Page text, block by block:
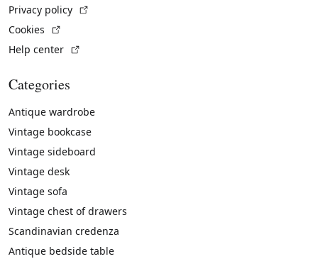
Privacy policy
Cookies
Help center
Categories
Antique wardrobe
Vintage bookcase
Vintage sideboard
Vintage desk
Vintage sofa
Vintage chest of drawers
Scandinavian credenza
Antique bedside table